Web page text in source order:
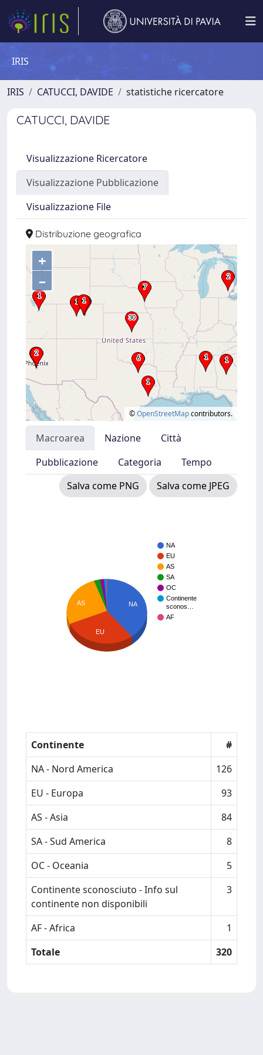
IRIS
IRIS CATUCCI, DAVIDE statistiche ricercatore
CATUCCI, DAVIDE
Visualizzazione Ricercatore
Visualizzazione Pubblicazione
Visualizzazione File
Distribuzione geografica
+
–
©OpenStreetMapcontributors.
Macroarea Nazione
Città
Pubblicazione
Categoria
Tempo
Salva come PNG
Salva come JPEG
NA
EU
AS
SA
OC
Continente
sconos…
AF
NA
AS
EU
Continente
#
NA - Nord America
126
EU - Europa
93
AS - Asia
84
SA - Sud America
8
OC - Oceania
5
Continente sconosciuto - Info sul
continente non disponibili
3
AF - Africa
1
Totale
320